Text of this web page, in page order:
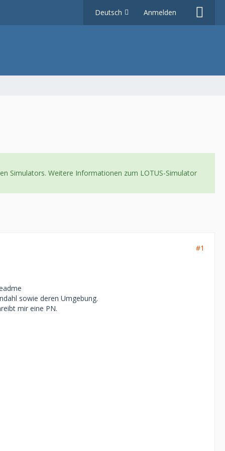
Deutsch Anmelden
Simulators. Weitere Informationen zum LOTUS-Simulator
#1
sowie deren Umgebung.
mir eine PN.